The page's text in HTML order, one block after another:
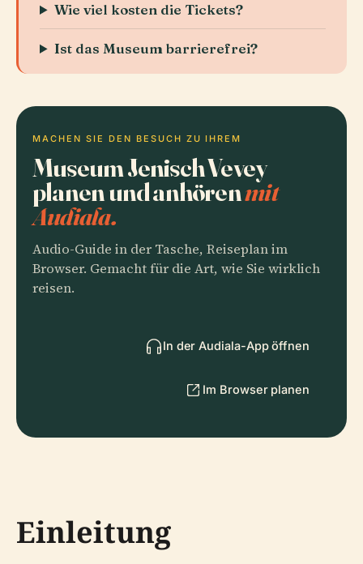
Wie viel kosten die Tickets?
Ist das Museum barrierefrei?
MACHEN SIE DEN BESUCH ZU IHREM
Museum Jenisch Vevey
planen und anhörenmit
Audiala.
Audio-Guide in der Tasche, Reiseplan im
Browser. Gemacht für die Art, wie Sie wirklich
reisen.
In der Audiala-App öffnen
Im Browser planen
Einleitung